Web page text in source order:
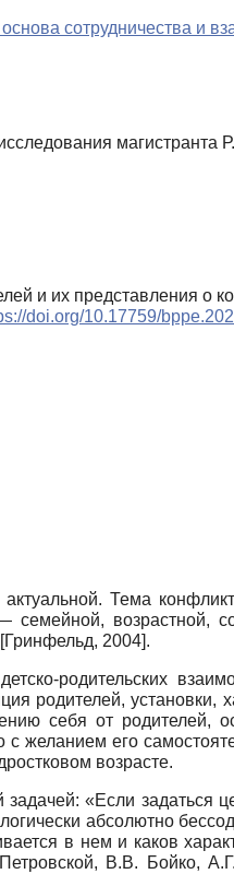
сотрудничества и
магистранта
и их представления о
doi.org/10.17759/
актуальной. Тема
возрастной,
[Гринфельд, 2004].
родительских
родителей, установки,
себя от родителей,
желанием его
возрасте.
«Если
абсолютно
в нем и каков
В.В.